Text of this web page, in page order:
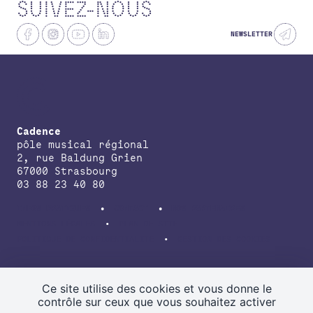
Ce site utilise des cookies et vous donne le
contrôle sur ceux que vous souhaitez activer
SUIVEZ-NOUS
NEWSLETTER
Cadence
pôle musical régional
2, rue Baldung Grien
67000 Strasbourg
03 88 23 40 80
avec le soutien de la Direction régionale des affaires culturelles du
Grand Est, de la Région Grand Est, de la Collectivité européenne
d’Alsace.